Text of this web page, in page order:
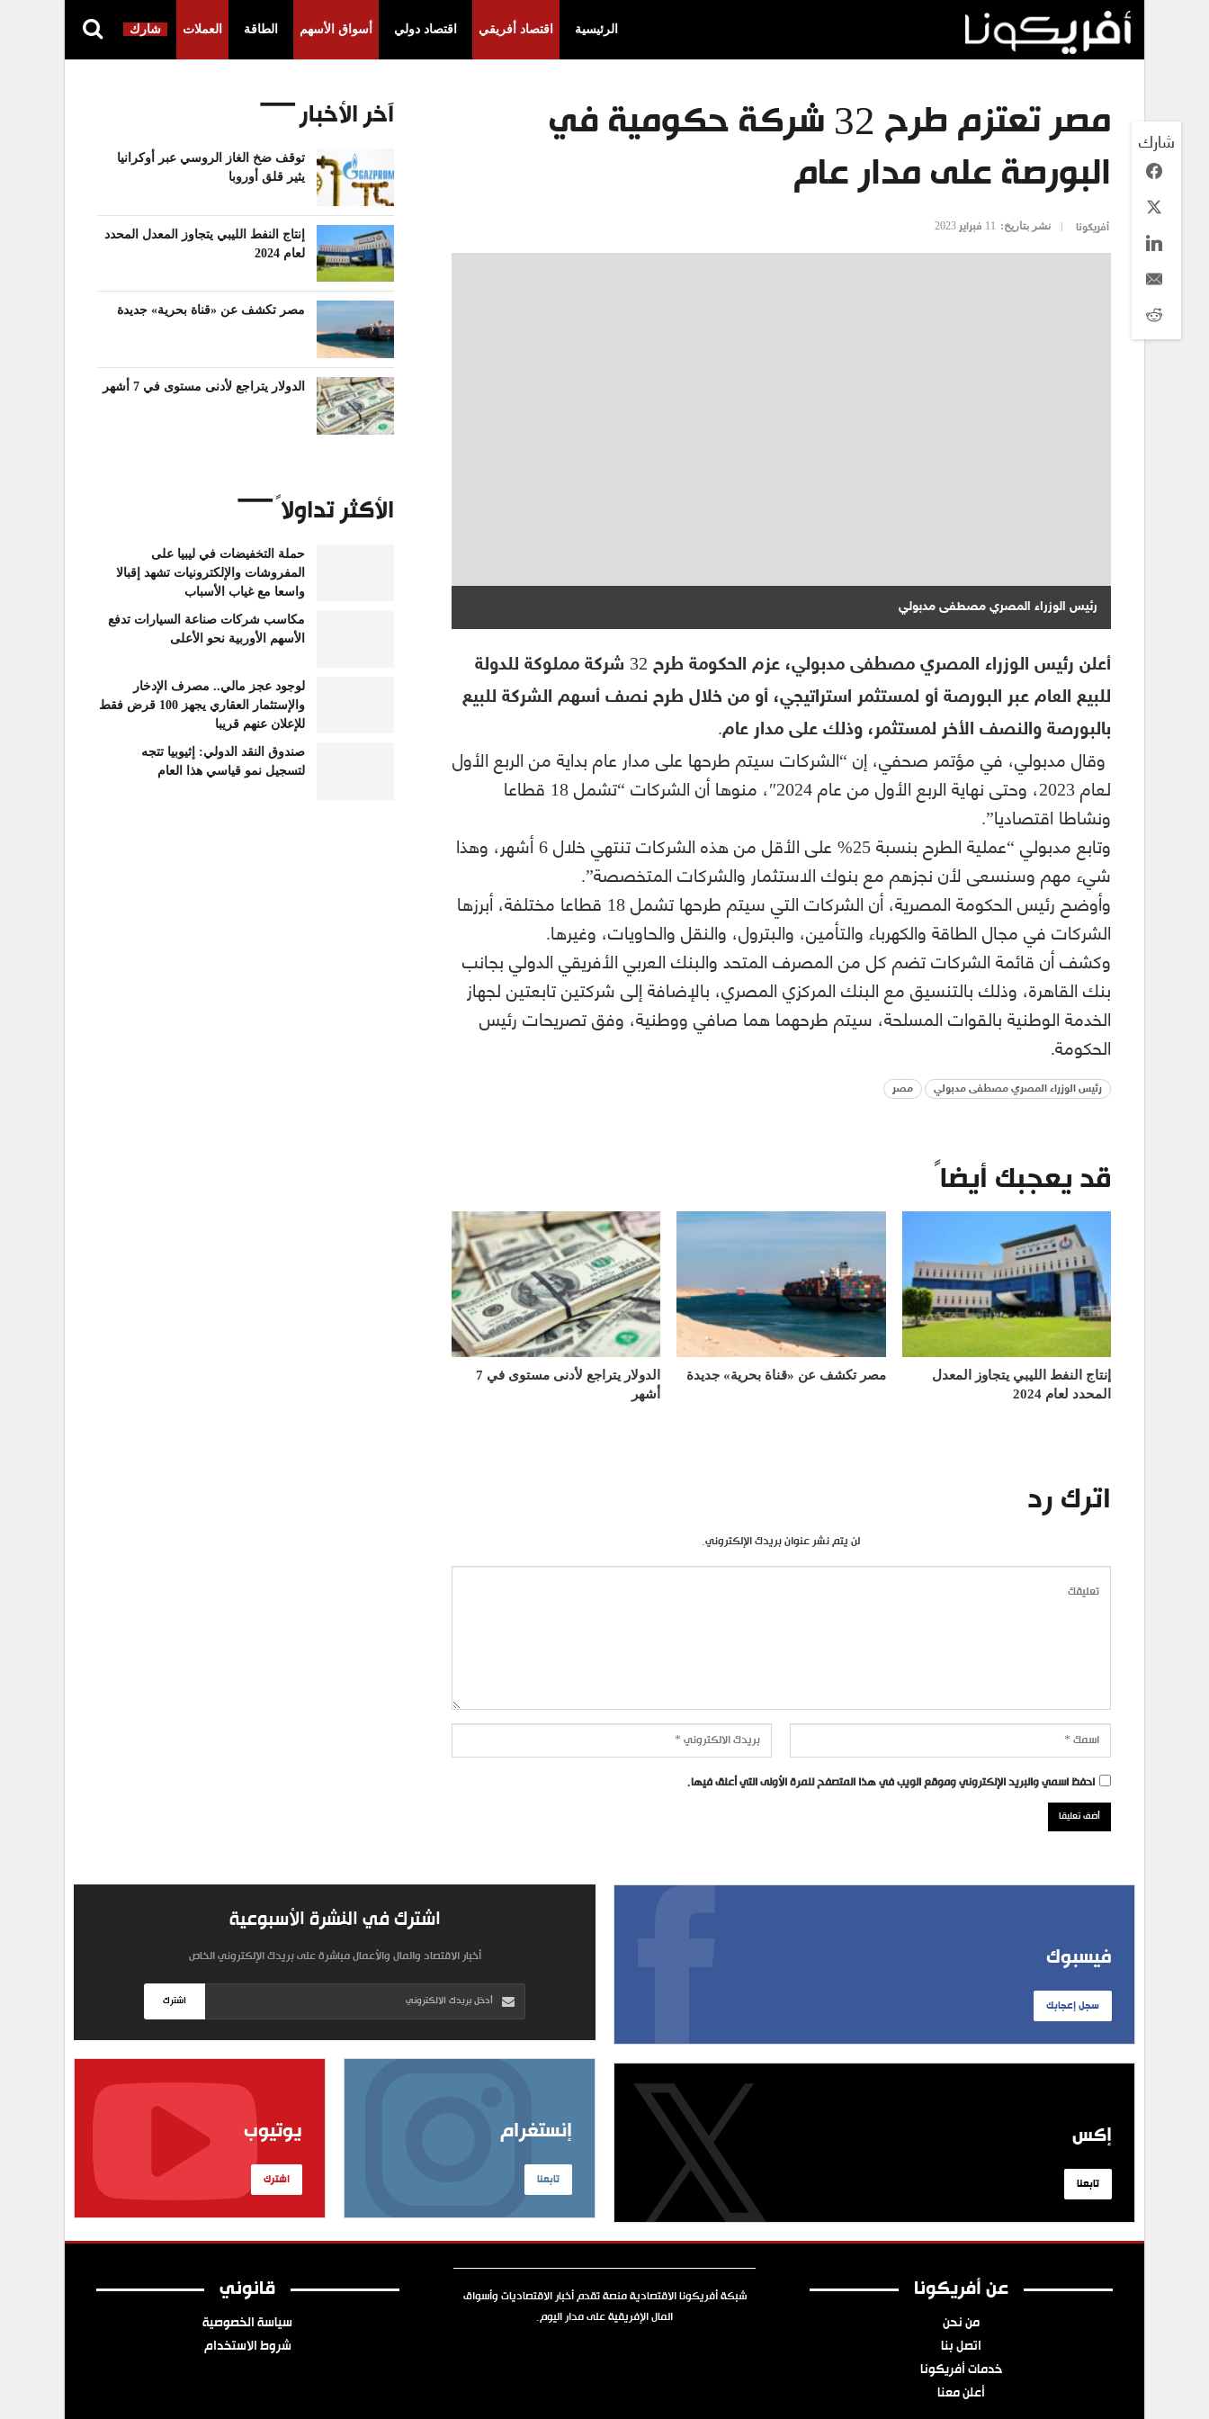
الرئيسية اقتصاد أفريقي اقتصاد دولي أسواق الأسهم الطاقة العملات شارك
مصر تعتزم طرح 32 شركة حكومية في
البورصة على مدار عام
أفريكونا نشر بتاريخ: 11 فبراير 2023
رئيس الوزراء المصري مصطفى مدبولي
شارك
أعلن رئيس الوزراء المصري مصطفى مدبولي، عزم الحكومة طرح 32 شركة مملوكة للدولة
للبيع العام عبر البورصة أو لمستثمر استراتيجي، أو من خلال طرح نصف أسهم الشركة للبيع
بالبورصة والنصف الأخر لمستثمر، وذلك على مدار عام.
وقال مدبولي، في مؤتمر صحفي، إن “الشركات سيتم طرحها على مدار عام بداية من الربع الأول
لعام 2023، وحتى نهاية الربع الأول من عام 2024″، منوها أن الشركات “تشمل 18 قطاعا
ونشاطا اقتصاديا”.
وتابع مدبولي “عملية الطرح بنسبة 25% على الأقل من هذه الشركات تنتهي خلال 6 أشهر، وهذا
شيء مهم وسنسعى لأن نجزهم مع بنوك الاستثمار والشركات المتخصصة”.
وأوضح رئيس الحكومة المصرية، أن الشركات التي سيتم طرحها تشمل 18 قطاعا مختلفة، أبرزها
الشركات في مجال الطاقة والكهرباء والتأمين، والبترول، والنقل والحاويات، وغيرها.
وكشف أن قائمة الشركات تضم كل من المصرف المتحد والبنك العربي الأفريقي الدولي بجانب
بنك القاهرة، وذلك بالتنسيق مع البنك المركزي المصري، بالإضافة إلى شركتين تابعتين لجهاز
الخدمة الوطنية بالقوات المسلحة، سيتم طرحهما هما صافي ووطنية، وفق تصريحات رئيس
الحكومة.
رئيس الوزراء المصري مصطفى مدبولي مصر
قد يعجبك أيضاً
إنتاج النفط الليبي يتجاوز المعدل
المحدد لعام 2024
مصر تكشف عن «قناة بحرية» جديدة
الدولار يتراجع لأدنى مستوى في 7
أشهر
اترك رد
لن يتم نشر عنوان بريدك الإلكتروني.
احفظ اسمي والبريد الإلكتروني وموقع الويب في هذا المتصفح للمرة الأولى التي أعلق فيها.
آخر الأخبار
توقف ضخ الغاز الروسي عبر أوكرانيا
يثير قلق أوروبا
إنتاج النفط الليبي يتجاوز المعدل المحدد
لعام 2024
مصر تكشف عن «قناة بحرية» جديدة
الدولار يتراجع لأدنى مستوى في 7 أشهر
الأكثر تداولاً
حملة التخفيضات في ليبيا على
المفروشات والإلكترونيات تشهد إقبالا
واسعا مع غياب الأسباب
مكاسب شركات صناعة السيارات تدفع
الأسهم الأوربية نحو الأعلى
لوجود عجز مالي.. مصرف الإدخار
والإستثمار العقاري يجهز 100 قرض فقط
للإعلان عنهم قريبا
صندوق النقد الدولي: إثيوبيا تتجه
لتسجيل نمو قياسي هذا العام
فيسبوك
سجل إعجابك
إكس
تابعنا
اشترك في النشرة الأسبوعية
أخبار الاقتصاد والمال والأعمال مباشرة على بريدك الإلكتروني الخاص
اشترك
إنستغرام
تابعنا
يوتيوب
اشترك
عن أفريكونا
من نحن
اتصل بنا
خدمات أفريكونا
أعلن معنا
شبكة أفريكونا الاقتصادية منصة تقدم أخبار الاقتصاديات وأسواق
المال الإفريقية على مدار اليوم.
قانوني
سياسة الخصوصية
شروط الاستخدام